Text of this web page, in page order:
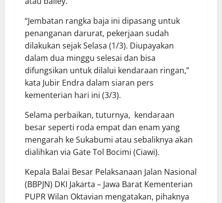
“Jembatan rangka baja ini dipasang untuk
penanganan darurat, pekerjaan sudah
dilakukan sejak Selasa (1/3). Diupayakan
dalam dua minggu selesai dan bisa
difungsikan untuk dilalui kendaraan ringan,”
kata Jubir Endra dalam siaran pers
kementerian hari ini (3/3).
Selama perbaikan, tuturnya, kendaraan
besar seperti roda empat dan enam yang
mengarah ke Sukabumi atau sebaliknya akan
dialihkan via Gate Tol Bocimi (Ciawi).
Kepala Balai Besar Pelaksanaan Jalan Nasional
(BBPJN) DKI Jakarta – Jawa Barat Kementerian
PUPR Wilan Oktavian mengatakan, pihaknya